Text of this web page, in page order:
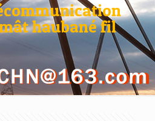
haubané fil